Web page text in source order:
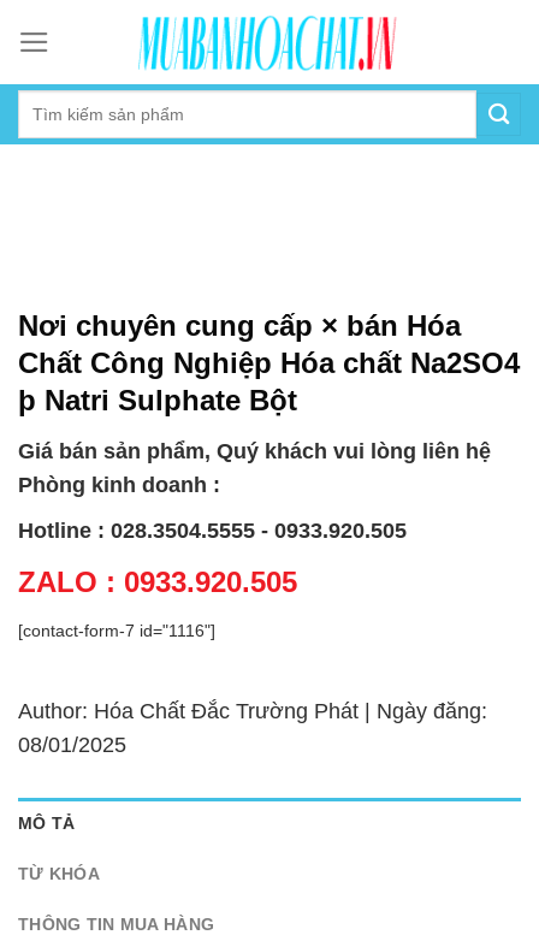
content
Nơi chuyên cung cấp × bán Hóa
Chất Công Nghiệp Hóa chất Na2SO4
þ Natri Sulphate Bột
Giá bán sản phẩm, Quý khách vui lòng liên hệ
Phòng kinh doanh :
Hotline : 028.3504.5555 - 0933.920.505
ZALO : 0933.920.505
[contact-form-7 id="1116"]
Author: Hóa Chất Đắc Trường Phát | Ngày đăng:
08/01/2025
MÔ TẢ
TỪ KHÓA
THÔNG TIN MUA HÀNG